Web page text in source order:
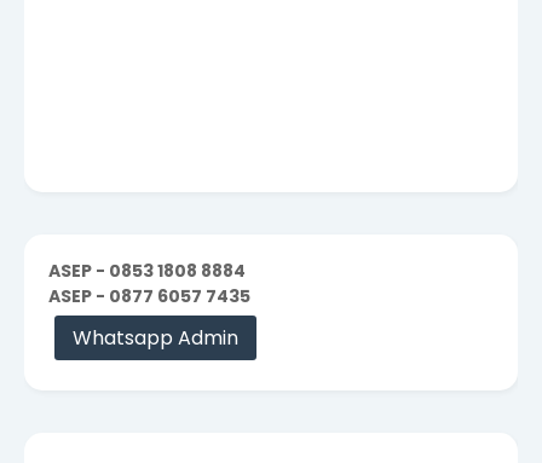
ASEP - 0853 1808 8884
ASEP - 0877 6057 7435
Whatsapp Admin